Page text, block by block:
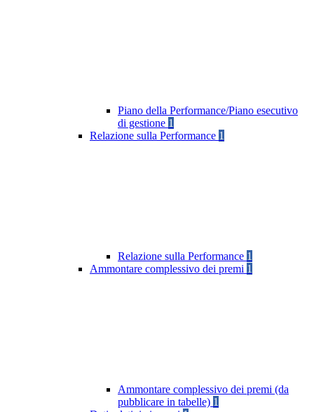
Piano della Performance/Piano esecutivo
di gestione 1
Relazione sulla Performance 1
Relazione sulla Performance 1
Ammontare complessivo dei premi 1
Ammontare complessivo dei premi (da
pubblicare in tabelle) 1